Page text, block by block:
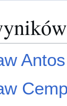
Antos